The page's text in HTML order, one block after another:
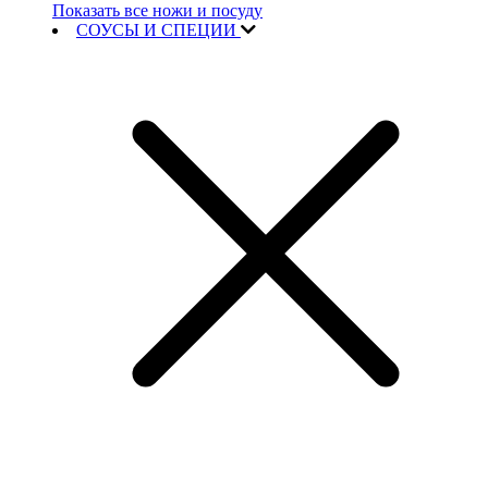
Показать все ножи и посуду
СОУСЫ И СПЕЦИИ